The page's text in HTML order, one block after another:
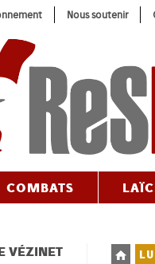
Nous soutenir
COMBATS
Post
VÉZINET